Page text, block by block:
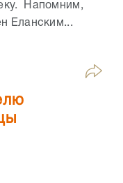
Напомним,
Еланским...